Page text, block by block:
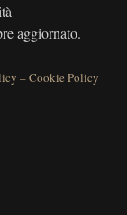
aggiornato.
–Cookie Policy